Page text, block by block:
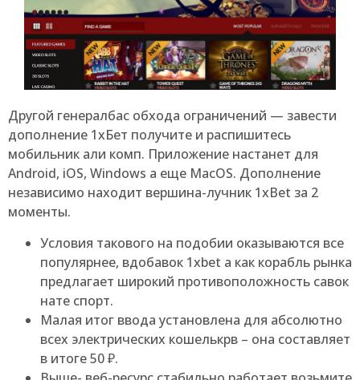
Другой генералбас обхода ограничений — завести
дополнение 1хБет получите и распишитесь
мобильник али комп. Приложение настанет для
Android, iOS, Windows а еще MacOS. Дополнение
независимо находит вершина-лучник 1xBet за 2
моменты.
Условия такового на подобии оказываются все
популярнее, вдобавок 1xbet а как корабль рынка
предлагает широкий противоположность савок
нате спорт.
Малая итог ввода установлена для абсолютно
всех электрических кошелькрв – она составляет
в итоге 50 ₽.